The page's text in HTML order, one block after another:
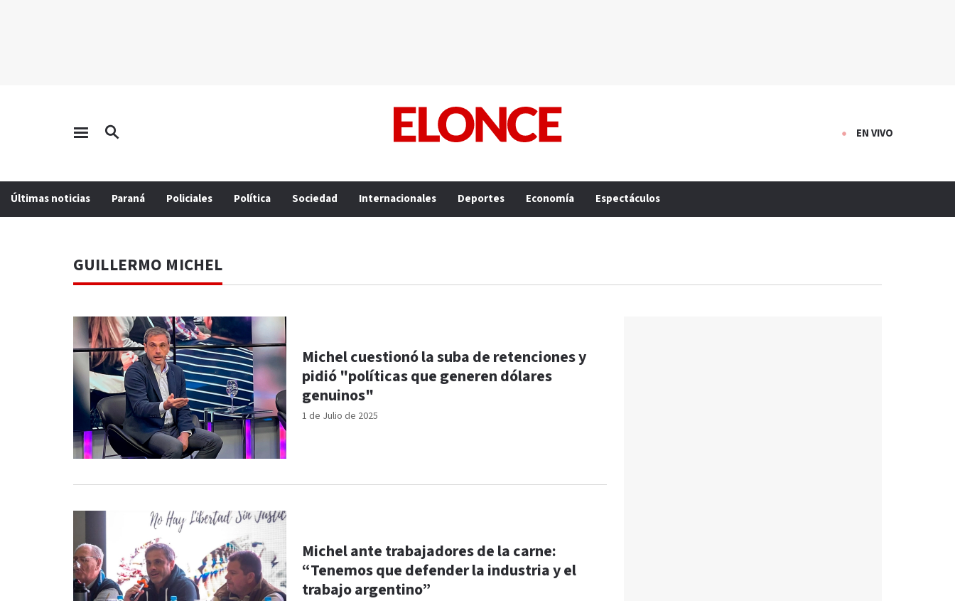
EN VIVO
Últimas noticias Paraná Policiales Política Sociedad Internacionales Deportes Economía Espectáculos
GUILLERMO MICHEL
1 de Julio de 2025
Michel cuestionó la suba de retenciones y
pidió "políticas que generen dólares
genuinos"
Michel ante trabajadores de la carne:
“Tenemos que defender la industria y el
trabajo argentino”